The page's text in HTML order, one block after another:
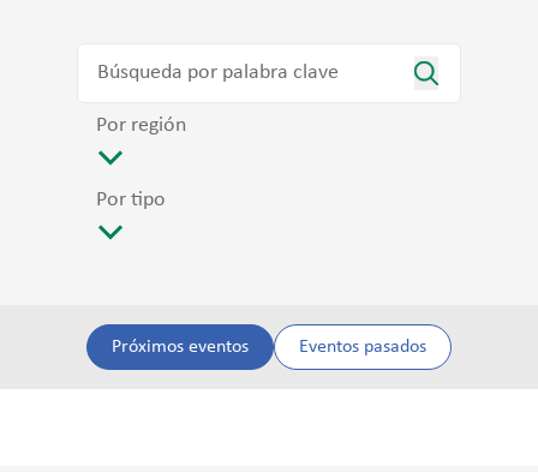
Por región
Por tipo
Próximos eventos Eventos pasados